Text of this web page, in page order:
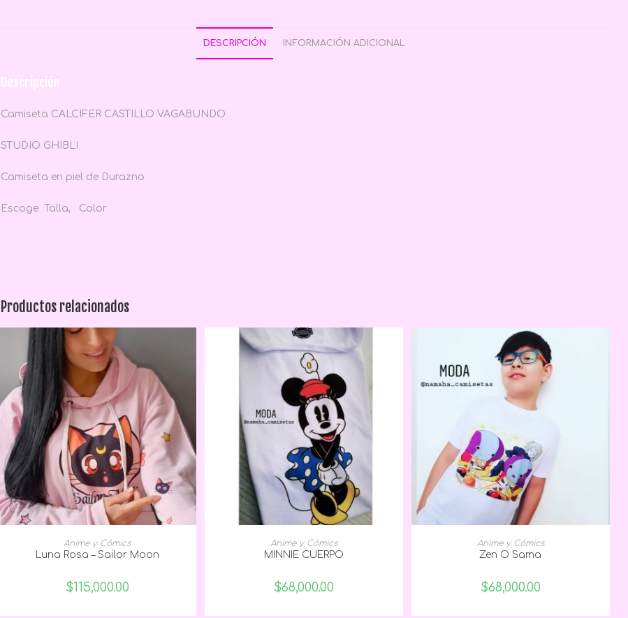
DESCRIPCIÓN INFORMACIÓN ADICIONAL
Descripción
Camiseta CALCIFER CASTILLO VAGABUNDO
STUDIO GHIBLI
Camiseta en piel de Durazno
Escoge Talla, Color
Productos relacionados
SELECCIONAR OPCIONES
Anime y Cómics
Luna Rosa – Sailor Moon
$115,000.00
SELECCIONAR OPCIONES
Anime y Cómics
MINNIE CUERPO
$68,000.00
SELECCIONAR OPCIONES
Anime y Cómics
Zen O Sama
$68,000.00